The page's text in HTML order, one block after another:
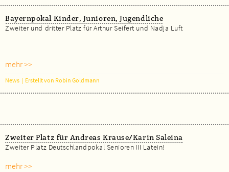
Bayernpokal Kinder, Junioren, Jugendliche
Zweiter und dritter Platz für Arthur Seifert und Nadja Luft
mehr >>
News | Erstellt von Robin Goldmann
Zweiter Platz für Andreas Krause/Karin Saleina
Zweiter Platz Deutschlandpokal Senioren III Latein!
mehr >>